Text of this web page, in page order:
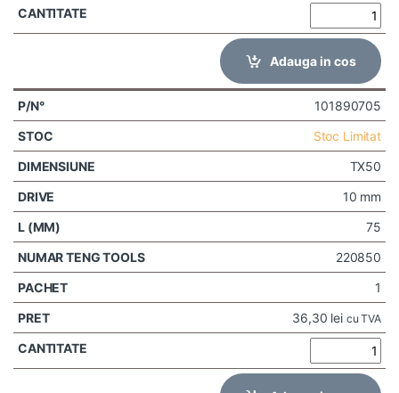
Adauga in cos
101890705
Stoc Limitat
TX50
10 mm
75
220850
1
36,30 lei cu TVA